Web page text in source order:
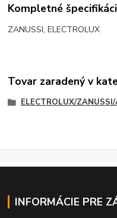
Kompletné
ZANUSSI, ELECTROLUX
Tovar zaradený v
ELECTROLUX/ZANUSSI/
INFORMÁCIE PRE